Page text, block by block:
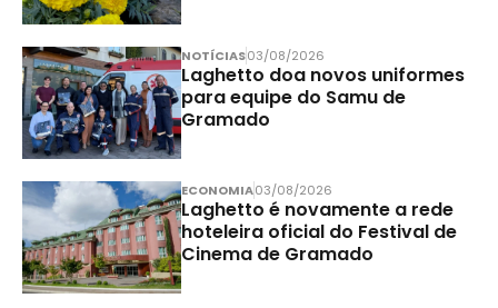
NOTÍCIAS03/08/2026
Laghetto doa novos uniformes
para equipe do Samu de
Gramado
ECONOMIA03/08/2026
Laghetto é novamente a rede
hoteleira oficial do Festival de
Cinema de Gramado